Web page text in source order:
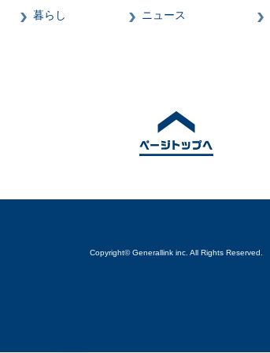
暮らし ニュース
Copyright© Generallink inc. All Rights Reserved.